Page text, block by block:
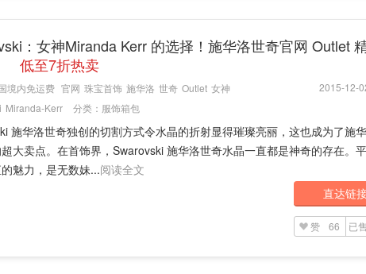
：女神Miranda Kerr 的选择！施华洛世奇官网 Outlet
低至7折热卖
2015-12-
境内免运费 官网 珠宝首饰 施华洛 世奇 Outlet 女神
Miranda-Kerr 分类： 服饰箱包
施华洛世奇独创的切割方式令水晶的折射显得璀璨亮丽，这也成为了施
大卖点。在首饰界，Swarovski 施华洛世奇水晶一直都是神奇的存在。
魅力，是无数妹...阅读全文
直达链
赞 66 已售